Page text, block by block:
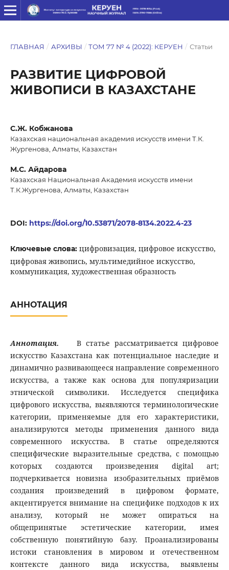
ГЛАВНАЯ / АРХИВЫ / ТОМ 77 № 4 (2022): КЕРУЕН / Статьи
РАЗВИТИЕ ЦИФРОВОЙ
ЖИВОПИСИ В КАЗАХСТАНЕ
C.Ж. Кобжанова
Казахская национальная академия искусств имени Т.К.
Жургенова, Алматы, Казахстан
М.С. Айдарова
Казахская Национальная Академия искусств имени
Т.К.Жургенова, Алматы, Казахстан
DOI: https://doi.org/10.53871/2078-8134.2022.4-23
Ключевые слова: цифровизация, цифровое искусство,
цифровая живопись, мультимедийное искусство,
коммуникация, художественная образность
АННОТАЦИЯ
Аннотация. В статье рассматривается цифровое
искусство Казахстана как потенциальное наследие и
динамично развивающееся направление современного
искусства, а также как основа для популяризации
этнической символики. Исследуется специфика
цифрового искусства, выявляются терминологические
категории, применяемые для его характеристики,
анализируются методы применения данного вида
современного искусства. В статье определяются
специфические выразительные средства, с помощью
которых создаются произведения digital art;
подчеркивается новизна изобразительных приёмов
создания произведений в цифровом формате,
акцентируется внимание на специфике подходов к их
анализу, который не может опираться на
общепринятые эстетические категории, имея
собственную понятийную базу. Проанализированы
истоки становления в мировом и отечественном
контексте данного вида искусства, выявлены